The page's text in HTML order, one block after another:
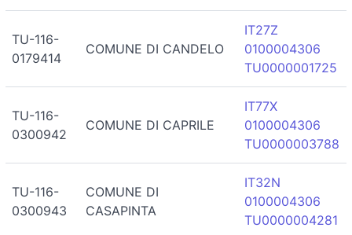
TU-116-
0179414
COMUNE DI CANDELO
IT27Z
0100004306
TU0000001725
TU-116-
0300942
COMUNE DI CAPRILE
IT77X
0100004306
TU0000003788
TU-116-
0300943
COMUNE DI
CASAPINTA
IT32N
0100004306
TU0000004281